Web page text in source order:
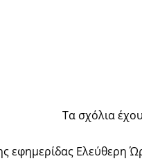
Τα σχόλια
εφημερίδας